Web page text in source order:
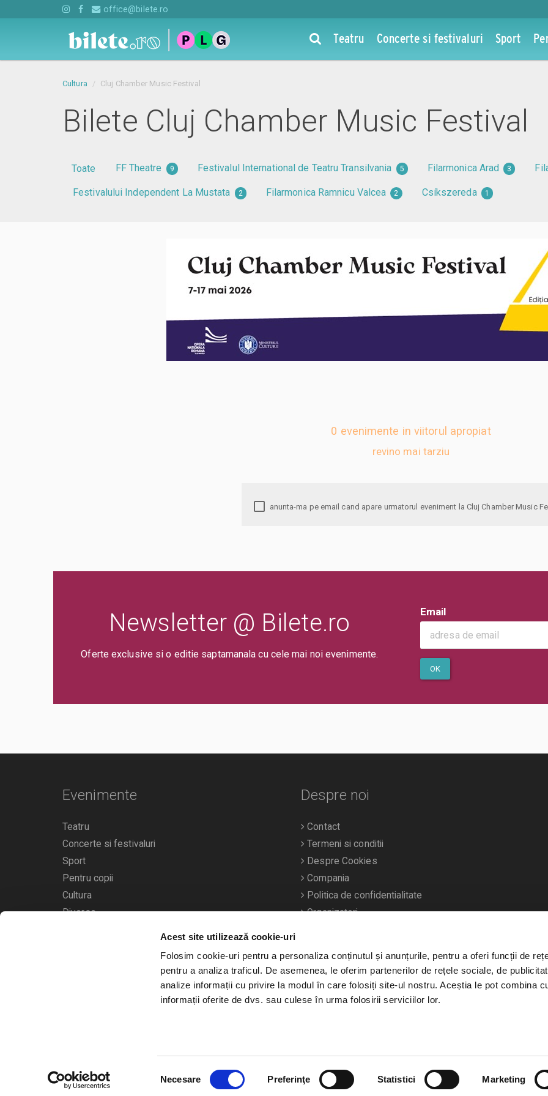
Acest site utilizează cookie-uri
Folosim cookie-uri pentru a personaliza conținutul și anunțurile, pentru a oferi funcții de
pentru a analiza traficul. De asemenea, le oferim partenerilor de rețele sociale, de
analize informații cu privire la modul în care folosiți site-ul nostru. Aceștia le pot combina
informații oferite de dvs. sau culese în urma folosirii serviciilor lor.
consimțământului
Necesare Preferinţe Statistici Marketing
office@bilete.ro
Teatru Concerte si festivaluri Sport
Cultura Cluj Chamber Music Festival
Bilete Cluj Chamber Music Festival
Toate FF Theatre 9 Festivalul International de Teatru Transilvania 5 Filarmonica Arad 3
Festivalului Independent La Mustata 2 Filarmonica Ramnicu Valcea 2 Csíkszereda 1
0 evenimente in viitorul apropiat
revino mai tarziu
anunta-ma pe email cand apare urmatorul eveniment la Cluj
Newsletter @ Bilete.ro
Oferte exclusive si o editie saptamanala cu cele mai noi evenimente.
Email
OK
Evenimente
Teatru
Concerte si festivaluri
Sport
Pentru copii
Cultura
Diverse
Calendarul evenimentelor
Despre noi
Contact
Termeni si conditii
Despre Cookies
Compania
Politica de confidentialitate
Organizatori
Bilete.ro
A.N.P.C.
O.D.R.